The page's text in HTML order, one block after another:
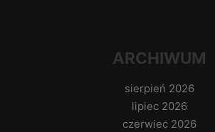
ARCHIWUM
sierpień 2026
lipiec 2026
czerwiec 2026